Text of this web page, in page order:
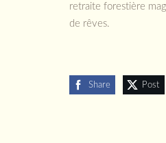
retraite forestière
de rêves.
Share Post